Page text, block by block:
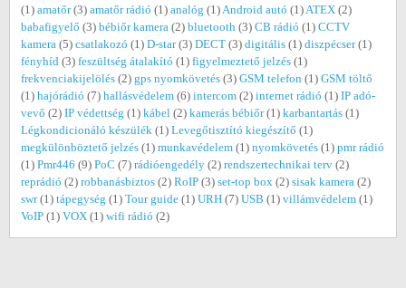
(1) amatőr(3) amatőr rádió (1) analóg (1) Android autó (1) ATEX (2)
babafigyelő (3) bébiőr kamera (2) bluetooth (3) CB rádió (1) CCTV
kamera (5) csatlakozó (1) D-star(3) DECT (3) digitális (1) diszpécser(1)
fényhíd (3) feszültség átalakító (1) figyelmeztető jelzés (1)
frekvenciakijelölés (2) gps nyomkövetés (3) GSM telefon (1) GSM töltő
(1) hajórádió (7) hallásvédelem (6) intercom (2) internet rádió (1) IP adó-
vevő (2) IP védettség (1) kábel (2) kamerás bébiőr(1) karbantartás (1)
Légkondicionáló készülék (1) Levegőtisztító kiegészítő (1)
megkülönböztető jelzés (1) munkavédelem (1) nyomkövetés (1) pmr rádió
(1) Pmr446 (9) PoC (7) rádióengedély (2) rendszertechnikai terv (2)
reprádió (2) robbanásbiztos (2) RoIP (3) set-top box (2) sisak kamera (2)
swr(1) tápegység (1) Tour guide (1) URH (7) USB (1) villámvédelem (1)
VoIP (1) VOX (1) wifi rádió (2)